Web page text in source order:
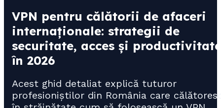
VPN pentru călătorii de afaceri
internaționale: strategii de
securitate, acces și productivitate
în 2026
Acest ghid detaliat explică tuturor
profesioniștilor din România care